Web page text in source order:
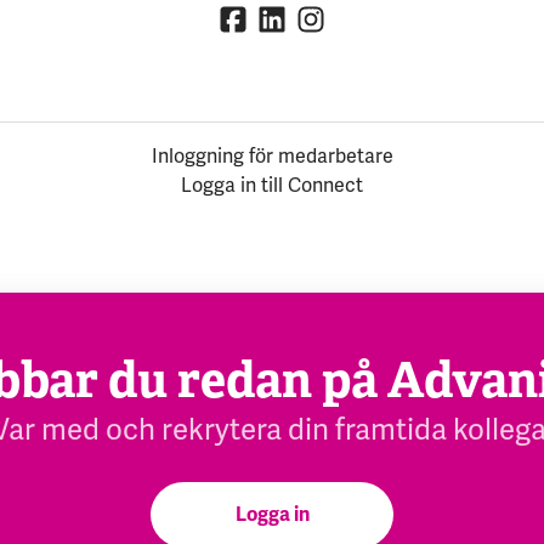
Inloggning för medarbetare
Logga in till Connect
du redan på
med och rekrytera din framtida
Logga in